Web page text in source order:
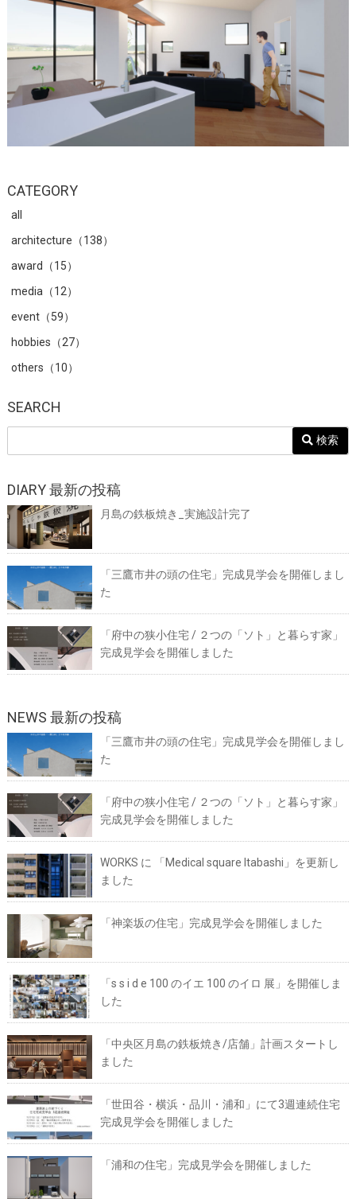
CATEGORY
all
architecture（138）
award（15）
media（12）
event（59）
hobbies（27）
others（10）
SEARCH
検索
DIARY 最新の投稿
月島の鉄板焼き_実施設計完了
「三鷹市井の頭の住宅」完成見学会を開催しまし
た
「府中の狭小住宅 / ２つの「ソト」と暮らす家」
完成見学会を開催しました
NEWS 最新の投稿
「三鷹市井の頭の住宅」完成見学会を開催しまし
た
「府中の狭小住宅 / ２つの「ソト」と暮らす家」
完成見学会を開催しました
WORKS に 「Medical square Itabashi」を更新し
ました
「神楽坂の住宅」完成見学会を開催しました
「s s i d e 100 のイエ 100 のイロ 展」を開催しま
した
「中央区月島の鉄板焼き/店舗」計画スタートし
ました
「世田谷・横浜・品川・浦和」にて3週連続住宅
完成見学会を開催しました
「浦和の住宅」完成見学会を開催しました